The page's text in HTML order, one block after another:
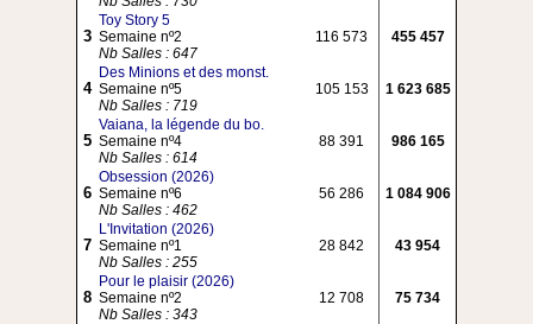
3
Toy Story 5
Semaine nº2
Nb Salles : 647
116 573 455 457
4
Des Minions et des monst.
Semaine nº5
Nb Salles : 719
105 153 1 623 685
5
Vaiana, la légende du bo.
Semaine nº4
Nb Salles : 614
88 391 986 165
6
Obsession (2026)
Semaine nº6
Nb Salles : 462
56 286 1 084 906
7
L'Invitation (2026)
Semaine nº1
Nb Salles : 255
28 842 43 954
8
Pour le plaisir (2026)
Semaine nº2
Nb Salles : 343
12 708 75 734